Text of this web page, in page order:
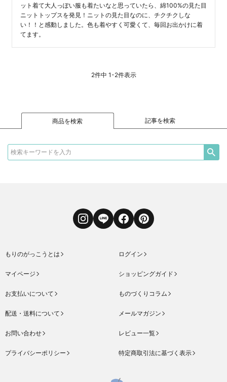
ット着て大人っぽい服も着たいなと思っていたら、綿100%の見た目
ニットトップスを発見！ニットの見た目なのに、チクチクしな
い！！と感動しました。色も着やすく可愛くて、毎回お出かけに着
2件中 1-2件表示
商品を検索 記事を検索
InstagramLINE FacebookPinterest
もりのがっこうとは ログイン
マイページ ショッピングガイド
お支払いについて ものづくりコラム
配送・送料について メールマガジン
お問い合わせ レビュー一覧
プライバシーポリシー 特定商取引法に基づく表示